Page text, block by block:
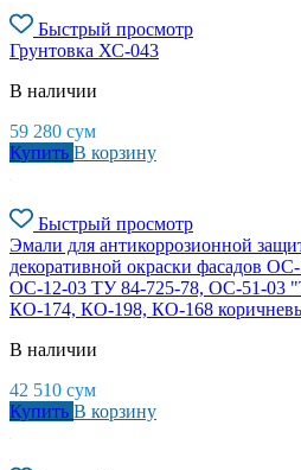
Быстрый просмотр
Грунтовка ХС-043
В наличии
59 280 сум
Купить В корзину
Быстрый просмотр
Эмали для антикоррозионной
декоративной окраски фасадов
ОС-12-03 ТУ 84-725-78, ОС-51-03
КО-174, КО-198, КО-168
В наличии
42 510 сум
Купить В корзину